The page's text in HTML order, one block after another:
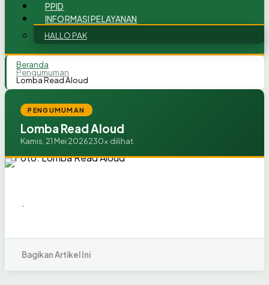
PPID
INFORMASI PELAYANAN
HALLO PAK
Beranda
Pengumuman
Lomba Read Aloud
PENGUMUMAN
Lomba Read Aloud
Kamis, 21 Mei 2026230x dilihat
.
Bagikan Artikel Ini